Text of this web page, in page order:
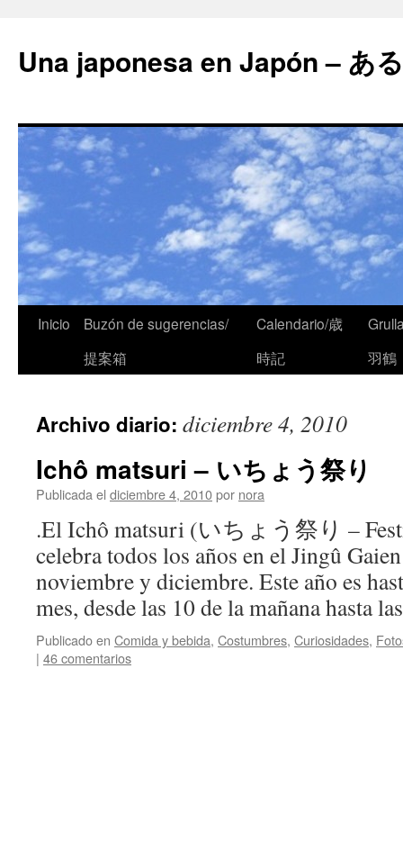
Una japonesa en Japón – あ
Inicio
Buzón de sugerencias/
提案箱
Calendario/歳
時記
羽鶴
Archivo diario: diciembre 4, 2010
Ichô matsuri – いちょう祭り
Publicada el diciembre 4, 2010por nora
.El Ichô matsuri (いちょう祭り –
celebra todos los años en el Jingû
noviembre y diciembre. Este año es
mes, desde las 10 de la mañana hasta
Publicado en Comida y bebida, Costumbres, Curiosidades,
| 46 comentarios